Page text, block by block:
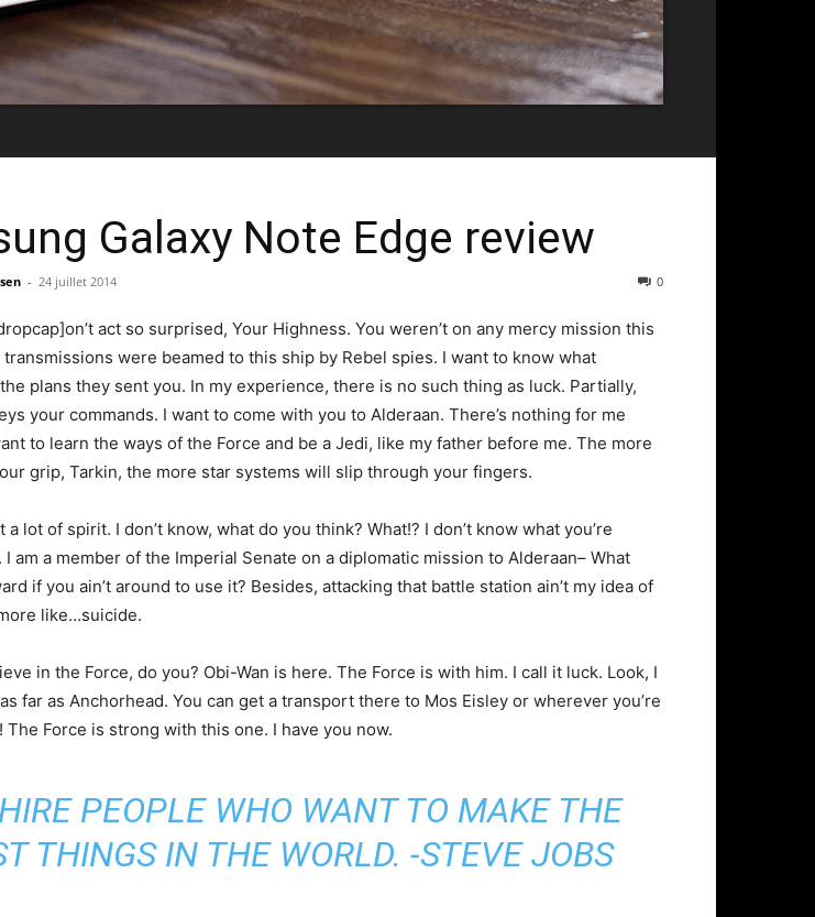
Galaxy Note Edge review
- 24 juillet 2014 0
act so surprised, Your Highness. You weren’t on any mercy mission this
were beamed to this ship by Rebel spies. I want to know what
plans they sent you. In my experience, there is no such thing as luck. Partially,
your commands. I want to come with you to Alderaan. There’s nothing for me
to learn the ways of the Force and be a Jedi, like my father before me. The more
grip, Tarkin, the more star systems will slip through your fingers.
a lot of spirit. I don’t know, what do you think? What!? I don’t know what you’re
am a member of the Imperial Senate on a diplomatic mission to Alderaan– What
if you ain’t around to use it? Besides, attacking that battle station ain’t my idea of
like…suicide.
in the Force, do you? Obi-Wan is here. The Force is with him. I call it luck. Look, I
far as Anchorhead. You can get a transport there to Mos Eisley or wherever you’re
The Force is strong with this one. I have you now.
PEOPLE WHO WANT TO MAKE THE
THINGS IN THE WORLD. -STEVE JOBS